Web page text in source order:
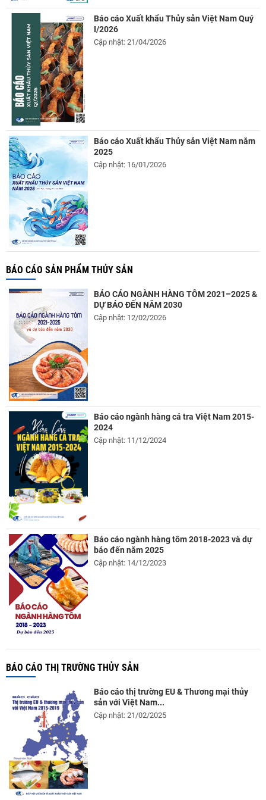
Báo cáo Xuất khẩu Thủy sản Việt Nam Quý
I/2026
Cập nhật: 21/04/2026
Báo cáo Xuất khẩu Thủy sản Việt Nam năm
2025
Cập nhật: 16/01/2026
BÁO CÁO SẢN PHẨM THỦY SẢN
BÁO CÁO NGÀNH HÀNG TÔM 2021–2025 &
DỰ BÁO ĐẾN NĂM 2030
Cập nhật: 12/02/2026
Báo cáo ngành hàng cá tra Việt Nam 2015-
2024
Cập nhật: 11/12/2024
Báo cáo ngành hàng tôm 2018-2023 và dự
báo đến năm 2025
Cập nhật: 14/12/2023
BÁO CÁO THỊ TRƯỜNG THỦY SẢN
Báo cáo thị trường EU & Thương mại thủy
sản với Việt Nam...
Cập nhật: 21/02/2025